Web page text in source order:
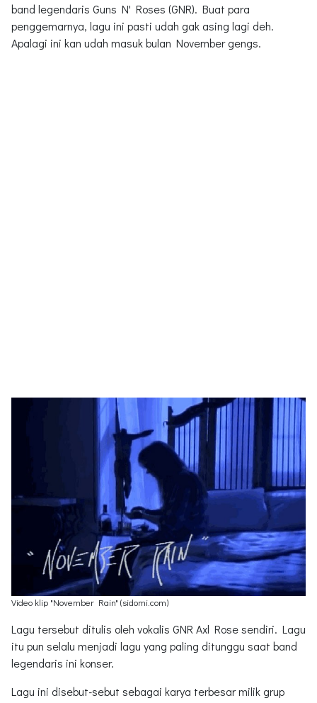
band legendaris Guns N' Roses (GNR). Buat para
penggemarnya, lagu ini pasti udah gak asing lagi deh.
Apalagi ini kan udah masuk bulan November gengs.
Video klip "November Rain" (sidomi.com)
Lagu tersebut ditulis oleh vokalis GNR Axl Rose sendiri. Lagu
itu pun selalu menjadi lagu yang paling ditunggu saat band
legendaris ini konser.
Lagu ini disebut-sebut sebagai karya terbesar milik grup